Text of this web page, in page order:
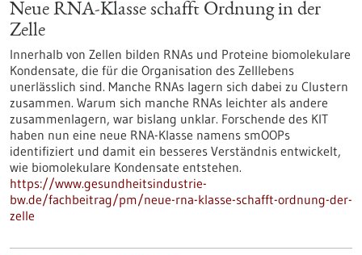
Neue RNA-Klasse schafft Ordnung in der
Zelle
Innerhalb von Zellen bilden RNAs und Proteine biomolekulare
Kondensate, die für die Organisation des Zelllebens
unerlässlich sind. Manche RNAs lagern sich dabei zu Clustern
zusammen. Warum sich manche RNAs leichter als andere
zusammenlagern, war bislang unklar. Forschende des KIT
haben nun eine neue RNA-Klasse namens smOOPs
identifiziert und damit ein besseres Verständnis entwickelt,
wie biomolekulare Kondensate entstehen.
https://www.gesundheitsindustrie-
bw.de/fachbeitrag/pm/neue-rna-klasse-schafft-ordnung-der-
zelle